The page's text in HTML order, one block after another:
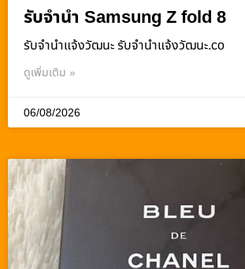
รับจำนำ Samsung Z fold 8
รับจํานําแจ้งวัฒนะ รับจํานําแจ้งวัฒนะ.co
ดูเพิ่มเติม »
06/08/2026